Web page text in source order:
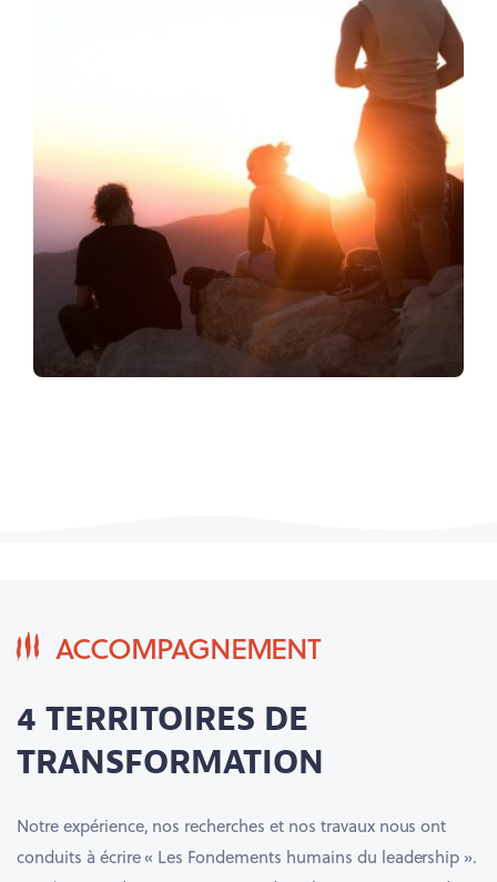
ACCOMPAGNEMENT
4 TERRITOIRES DE
TRANSFORMATION
Notre expérience, nos recherches et nos travaux nous ont
conduits à écrire « Les Fondements humains du leadership ».